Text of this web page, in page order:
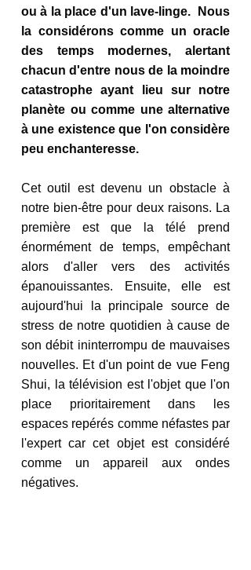
ou à la place d'un lave-linge.  Nous
la considérons comme un oracle
des temps modernes, alertant
chacun d'entre nous de la moindre
catastrophe ayant lieu sur notre
planète ou comme une alternative
à une existence que l'on considère
peu enchanteresse.
Cet outil est devenu un obstacle à
notre bien-être pour deux raisons. La
première est que la télé prend
énormément de temps, empêchant
alors d'aller vers des activités
épanouissantes. Ensuite, elle est
aujourd'hui la principale source de
stress de notre quotidien à cause de
son débit ininterrompu de mauvaises
nouvelles. Et d'un point de vue Feng
Shui, la télévision est l'objet que l'on
place prioritairement dans les
espaces repérés comme néfastes par
l'expert car cet objet est considéré
comme un appareil aux ondes
négatives.